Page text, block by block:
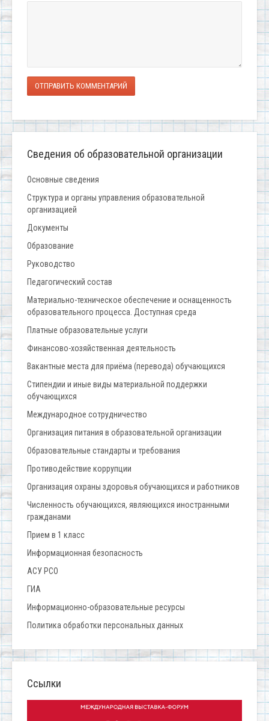
ОТПРАВИТЬ КОММЕНТАРИЙ
Сведения об образовательной организации
Основные сведения
Структура и органы управления образовательной
организацией
Документы
Образование
Руководство
Педагогический состав
Материально-техническое обеспечение и оснащенность
образовательного процесса. Доступная среда
Платные образовательные услуги
Финансово-хозяйственная деятельность
Вакантные места для приёма (перевода) обучающихся
Стипендии и иные виды материальной поддержки
обучающихся
Международное сотрудничество
Организация питания в образовательной организации
Образовательные стандарты и требования
Противодействие коррупции
Организация охраны здоровья обучающихся и работников
Численность обучающихся, являющихся иностранными
гражданами
Прием в 1 класс
Информационная безопасность
АСУ РСО
ГИА
Информационно-образовательные ресурсы
Политика обработки персональных данных
Ссылки